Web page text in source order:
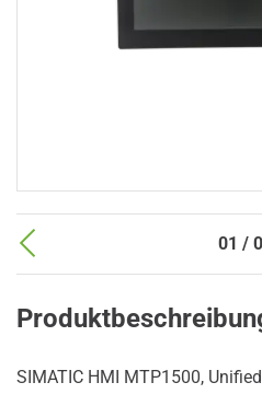
01 /
SIMATIC HMI MTP1500,